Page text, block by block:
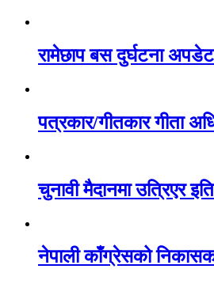
रामेछाप बस दुर्घटना
पत्रकार/गीतकार गीता
चुनावी मैदानमा उत्रिएर
नेपाली काँग्रेसको